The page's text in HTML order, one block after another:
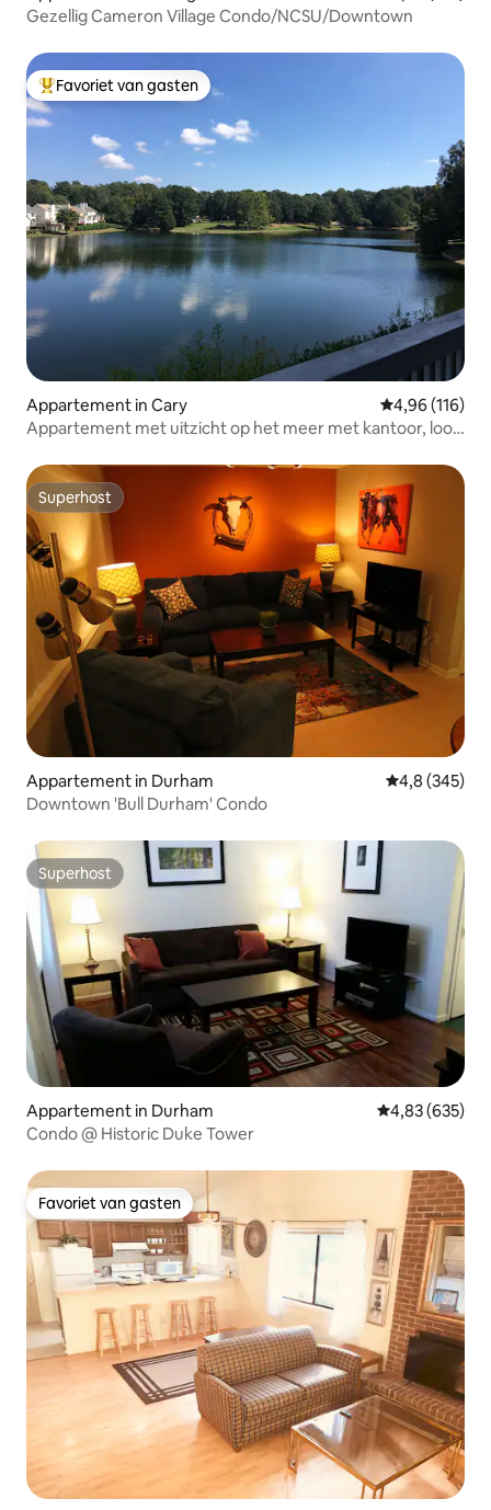
Gezellig Cameron Village Condo/NCSU/Downtown
Topfavoriet van gasten
Favoriet van gasten
Appartement in Cary Gemiddelde
4,96 (116)
Appartement met uitzicht op het meer met kantoor, loop
Superhost
Superhost
Appartement in Durham Gemiddelde
4,8 (345)
Downtown 'Bull Durham' Condo
Superhost
Superhost
Appartement in Durham Gemiddelde
4,83 (635)
Condo @ Historic Duke Tower
Favoriet van gasten
Favoriet van gasten